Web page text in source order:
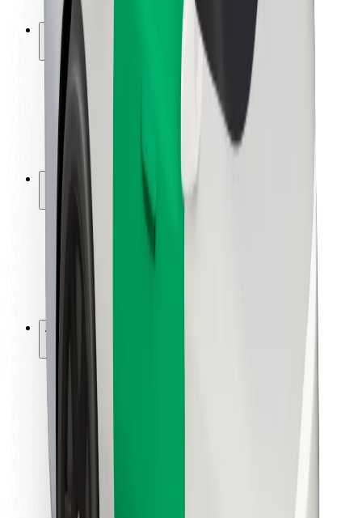
Fondul Urban
Siguranță
Siguranță pentru pasageri
Siguranță pentru șoferi
Siguranță pe trotinete
Laboratorul de siguranță
Orașe
Locații
Soluții pentru orașe
Aeroporturi
Stații de încărcare Bolt
Asistență
Pentru pasageri
Pentru șoferi
Bolt Food
Pentru proprietarii de flotă
Pentru restaurante